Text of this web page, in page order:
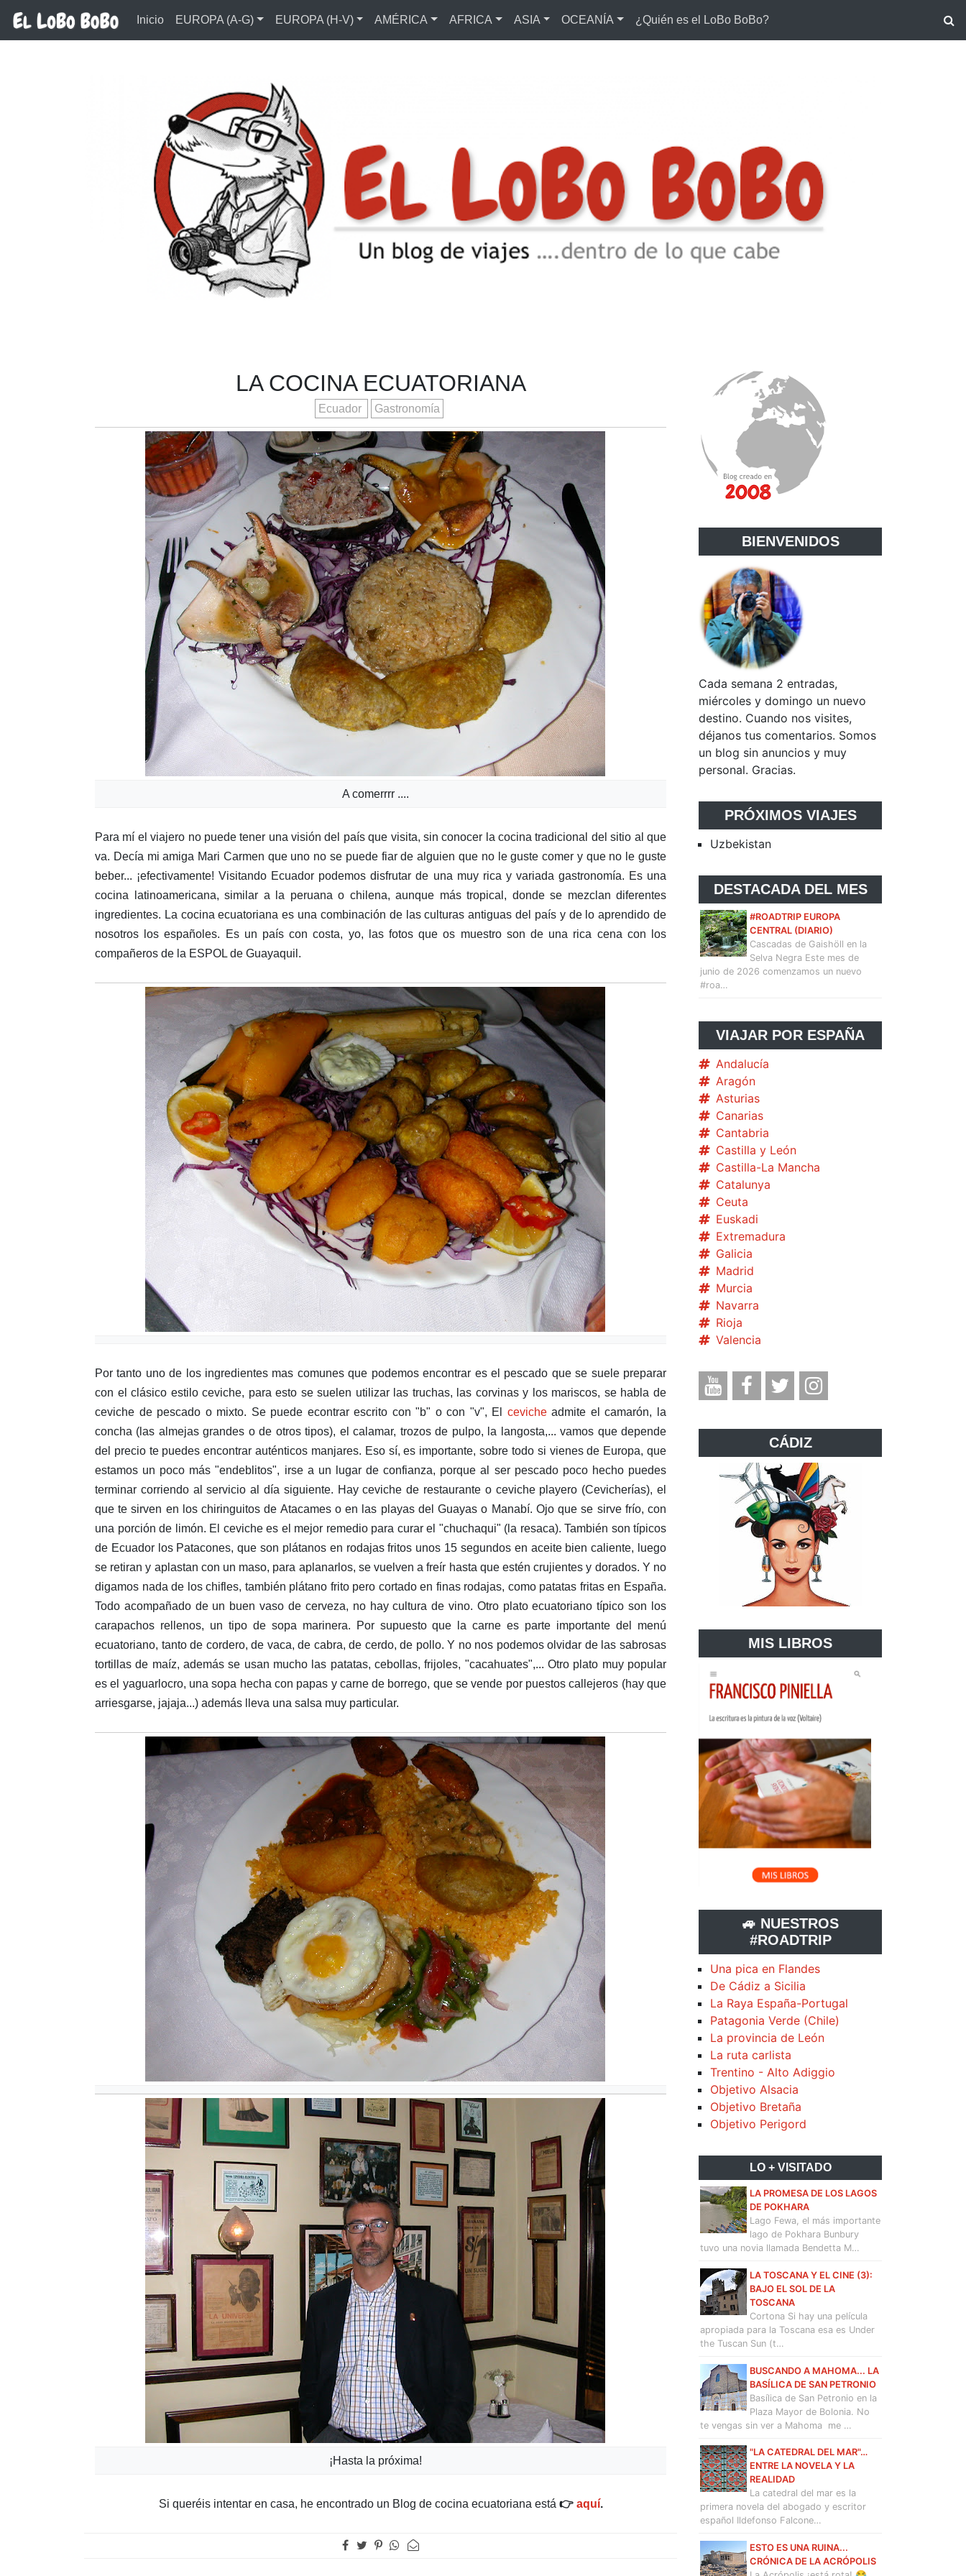
Inicio EUROPA (A-G) EUROPA (H-V) AMÉRICA AFRICA ASIA OCEANÍA ¿Quién es el LoBo BoBo?
LA COCINA ECUATORIANA
Ecuador Gastronomía
A comerrrr ....
Para mí el viajero no puede tener una visión del país que visita, sin conocer la cocina tradicional del sitio al que
va. Decía mi amiga Mari Carmen que uno no se puede fiar de alguien que no le guste comer y que no le guste
beber... ¡efectivamente! Visitando Ecuador podemos disfrutar de una muy rica y variada gastronomía. Es una
cocina latinoamericana, similar a la peruana o chilena, aunque más tropical, donde se mezclan diferentes
ingredientes. La cocina ecuatoriana es una combinación de las culturas antiguas del país y de lo aprendido de
nosotros los españoles. Es un país con costa, yo, las fotos que os muestro son de una rica cena con los
compañeros de la ESPOL de Guayaquil.
Por tanto uno de los ingredientes mas comunes que podemos encontrar es el pescado que se suele preparar
con el clásico estilo ceviche, para esto se suelen utilizar las truchas, las corvinas y los mariscos, se habla de
ceviche de pescado o mixto. Se puede econtrar escrito con "b" o con "v", El cevicheadmite el camarón, la
concha (las almejas grandes o de otros tipos), el calamar, trozos de pulpo, la langosta,... vamos que depende
del precio te puedes encontrar auténticos manjares. Eso sí, es importante, sobre todo si vienes de Europa, que
estamos un poco más "endeblitos", irse a un lugar de confianza, porque al ser pescado poco hecho puedes
terminar corriendo al servicio al día siguiente. Hay ceviche de restaurante o ceviche playero (Cevicherías), el
que te sirven en los chiringuitos de Atacames o en las playas del Guayas o Manabí. Ojo que se sirve frío, con
una porción de limón. El ceviche es el mejor remedio para curar el "chuchaqui" (la resaca). También son típicos
de Ecuador los Patacones, que son plátanos en rodajas fritos unos 15 segundos en aceite bien caliente, luego
se retiran y aplastan con un maso, para aplanarlos, se vuelven a freír hasta que estén crujientes y dorados. Y no
digamos nada de los chifles, también plátano frito pero cortado en finas rodajas, como patatas fritas en España.
Todo acompañado de un buen vaso de cerveza, no hay cultura de vino. Otro plato ecuatoriano típico son los
carapachos rellenos, un tipo de sopa marinera. Por supuesto que la carne es parte importante del menú
ecuatoriano, tanto de cordero, de vaca, de cabra, de cerdo, de pollo. Y no nos podemos olvidar de las sabrosas
tortillas de maíz, además se usan mucho las patatas, cebollas, frijoles, "cacahuates",... Otro plato muy popular
es el yaguarlocro, una sopa hecha con papas y carne de borrego, que se vende por puestos callejeros (hay que
arriesgarse, jajaja...) además lleva una salsa muy particular.
¡Hasta la próxima!
Si queréis intentar en casa, he encontrado un Blog de cocina ecuatoriana está 👉 aquí.
BIENVENIDOS
Cada semana 2 entradas,
miércoles y domingo un nuevo
destino. Cuando nos visites,
déjanos tus comentarios. Somos
un blog sin anuncios y muy
personal. Gracias.
PRÓXIMOS VIAJES
Uzbekistan
DESTACADA DEL MES
#ROADTRIP EUROPA
CENTRAL (DIARIO)
Cascadas de Gaishöll en la
Selva Negra Este mes de
junio de 2026 comenzamos un nuevo
#roa…
VIAJAR POR ESPAÑA
Andalucía
Aragón
Asturias
Canarias
Cantabria
Castilla y León
Castilla-La Mancha
Catalunya
Ceuta
Euskadi
Extremadura
Galicia
Madrid
Murcia
Navarra
Rioja
Valencia
CÁDIZ
MIS LIBROS
🚙 NUESTROS
#ROADTRIP
Una pica en Flandes
De Cádiz a Sicilia
La Raya España-Portugal
Patagonia Verde (Chile)
La provincia de León
La ruta carlista
Trentino - Alto Adiggio
Objetivo Alsacia
Objetivo Bretaña
Objetivo Perigord
LO + VISITADO
LA PROMESA DE LOS LAGOS
DE POKHARA
Lago Fewa, el más importante
lago de Pokhara Bunbury
tuvo una novia llamada Bendetta M…
LA TOSCANA Y EL CINE (3):
BAJO EL SOL DE LA
TOSCANA
Cortona Si hay una película
apropiada para la Toscana esa es Under
the Tuscan Sun (t…
BUSCANDO A MAHOMA... LA
BASÍLICA DE SAN PETRONIO
Basílica de San Petronio en la
Plaza Mayor de Bolonia. No
te vengas sin ver a Mahoma me …
"LA CATEDRAL DEL MAR"…
ENTRE LA NOVELA Y LA
REALIDAD
La catedral del mar es la
primera novela del abogado y escritor
español Ildefonso Falcone…
ESTO ES UNA RUINA...
CRÓNICA DE LA ACRÓPOLIS